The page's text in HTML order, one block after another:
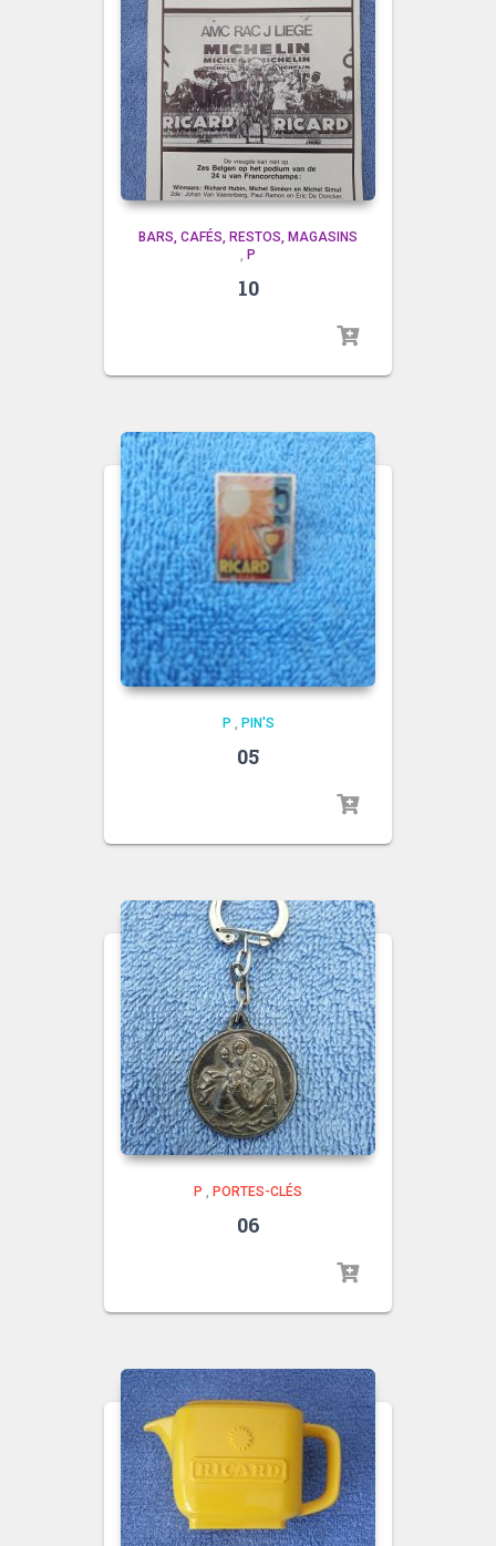
BARS, CAFÉS, RESTOS, MAGASINS
P
10
P PIN'S
05
P PORTES-CLÉS
06